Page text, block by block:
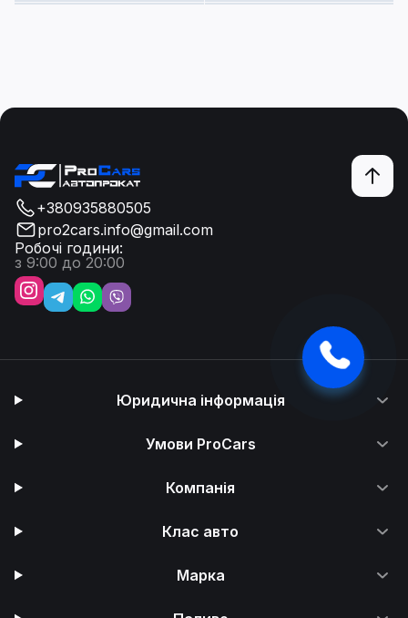
+380935880505
pro2cars.info@gmail.com
Робочі години:
з 9:00 до 20:00
Юридична інформація
Умови ProCars
Компанія
Клас авто
Марка